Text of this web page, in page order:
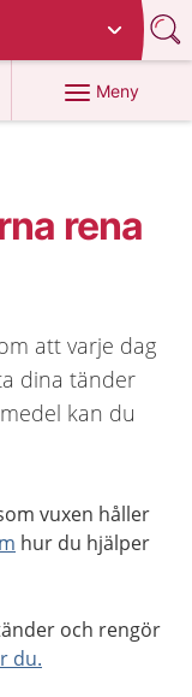
Meny
rena
att varje dag
dina tänder
kan du
vuxen håller
hur du hjälper
och rengör
du.